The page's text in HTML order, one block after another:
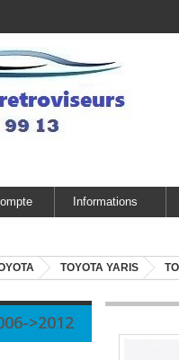
Informations
TOYOTA YARIS
>2012